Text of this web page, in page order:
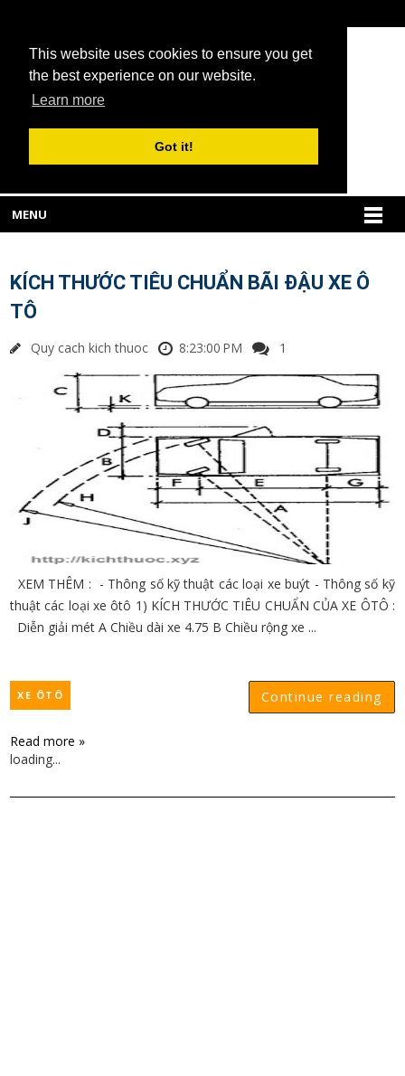
This website uses cookies to ensure you get
the best experience on our website.
Learn more
Got it!
MENU
KÍCH THƯỚC TIÊU CHUẨN BÃI ĐẬU XE Ô
TÔ
Quy cach kich thuoc 8:23:00 PM 1
XEM THÊM : - Thông số kỹ thuật các loại xe buýt - Thông số kỹ
thuật các loại xe ôtô 1) KÍCH THƯỚC TIÊU CHUẨN CỦA XE ÔTÔ :
Diễn giải mét A Chiều dài xe 4.75 B Chiều rộng xe ...
Continue reading
XE ÔTÔ
Read more »
loading...